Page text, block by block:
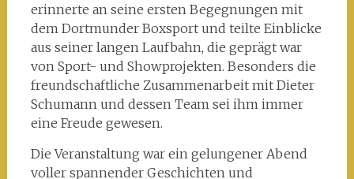
erinnerte an seine ersten Begegnungen mit
dem Dortmunder Boxsport und teilte Einblicke
aus seiner langen Laufbahn, die geprägt war
von Sport- und Showprojekten. Besonders die
freundschaftliche Zusammenarbeit mit Dieter
Schumann und dessen Team sei ihm immer
eine Freude gewesen.
Die Veranstaltung war ein gelungener Abend
voller spannender Geschichten und